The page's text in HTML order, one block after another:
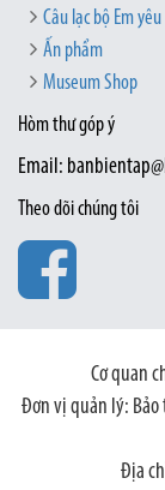
Câu lạc bộ Em
Ấn phẩm
Museum Shop
Hòm thư góp ý
Email:
Theo dõi chúng tôi
Cơ quan
Đơn vị quản lý: Bảo
Địa